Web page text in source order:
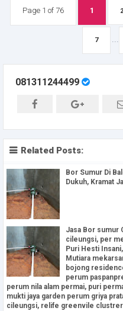
Page 1 of 76 1 2
7
081311244499
Related Posts:
Bor Sumur Di
Dukuh, Kramat
Jasa Bor sumur
cileungsi, per
Puri Hesti
Mutiara
bojong
perum
perum nila alam permai, puri
mukti jaya garden perum griya
cileungsi, relife greenvile